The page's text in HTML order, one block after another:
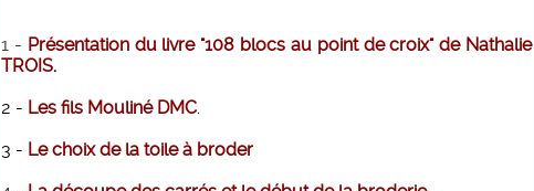
1 - Présentation du livre "108 blocs au point de croix" de Nathalie
TROIS.
2 - Les fils Mouliné DMC.
3 - Le choix de la toile à broder